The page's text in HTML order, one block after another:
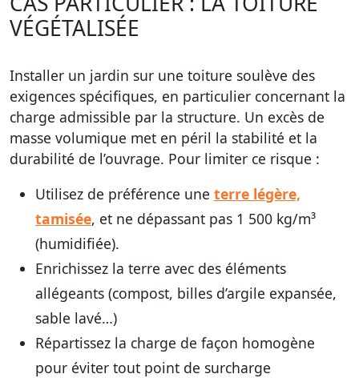
VÉGÉTALISÉE
Installer un jardin sur une toiture soulève des
exigences spécifiques, en particulier concernant la
charge admissible par la structure. Un excès de
masse volumique met en péril la stabilité et la
durabilité de l’ouvrage. Pour limiter ce risque :
Utilisez de préférence une terre légère,
tamisée, et ne dépassant pas 1 500 kg/m³
(humidifiée).
Enrichissez la terre avec des éléments
allégeants (compost, billes d’argile expansée,
sable lavé…)
Répartissez la charge de façon homogène
pour éviter tout point de surcharge